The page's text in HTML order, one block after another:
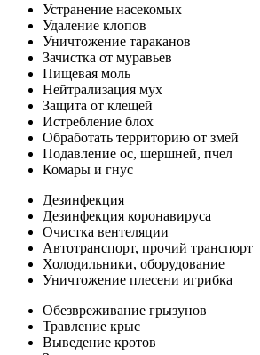
Устранение насекомых
Удаление клопов
Уничтожение тараканов
Зачистка от муравьев
Пищевая моль
Нейтрализация мух
Защита от клещей
Истребление блох
Обработать территорию от змей
Подавление ос, шершней, пчел
Комары и гнус
Дезинфекция
Дезинфекция коронавируса
Очистка вентеляции
Автотранспорт, прочий транспорт
Холодильники, оборудование
Уничтожение плесени игрибка
Обезвреживание грызунов
Травление крыс
Выведение кротов